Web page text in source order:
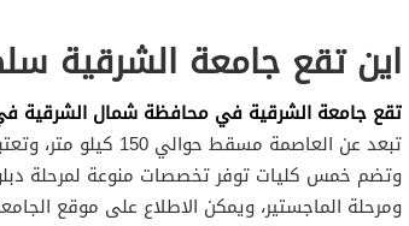
اين تقع جامعة الشرقية
تقع جامعة الشرقية في محافظة شمال الشرقية
تبعد عن العاصمة مسقط
وتضم خمس كليات توفر تخصصات منوعة لمرحلة
ومرحلة الماجستير، ويمكن الاطلاع على موقع